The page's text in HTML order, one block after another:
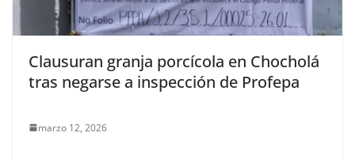
Clausuran granja porcícola en Chocholá
tras negarse a inspección de Profepa
marzo 12, 2026